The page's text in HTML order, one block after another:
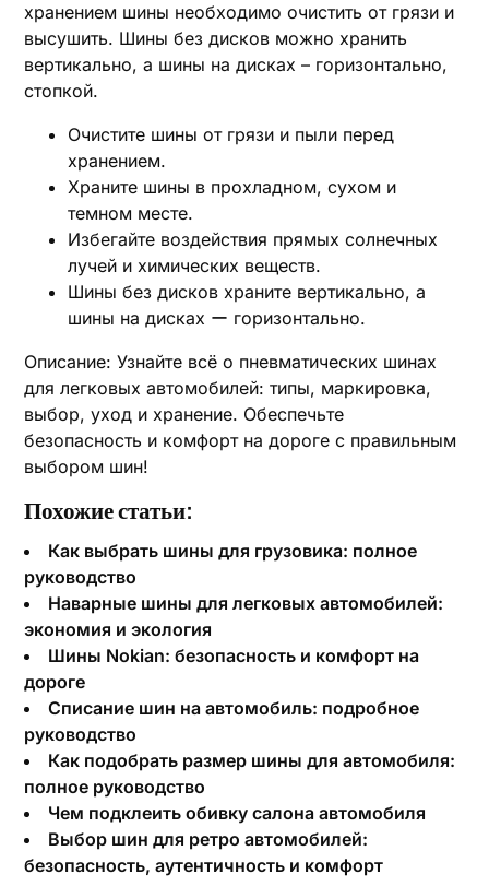
хранением шины необходимо очистить от грязи и
высушить. Шины без дисков можно хранить
вертикально, а шины на дисках – горизонтально,
стопкой.
Очистите шины от грязи и пыли перед
хранением.
Храните шины в прохладном, сухом и
темном месте.
Избегайте воздействия прямых солнечных
лучей и химических веществ.
Шины без дисков храните вертикально, а
шины на дисках ー горизонтально.
Описание: Узнайте всё о пневматических шинах
для легковых автомобилей: типы, маркировка,
выбор, уход и хранение. Обеспечьте
безопасность и комфорт на дороге с правильным
выбором шин!
Похожие статьи:
Как выбрать шины для грузовика: полное
руководство
Наварные шины для легковых автомобилей:
экономия и экология
Шины Nokian: безопасность и комфорт на
дороге
Списание шин на автомобиль: подробное
руководство
Как подобрать размер шины для автомобиля:
полное руководство
Чем подклеить обивку салона автомобиля
Выбор шин для ретро автомобилей:
безопасность, аутентичность и комфорт